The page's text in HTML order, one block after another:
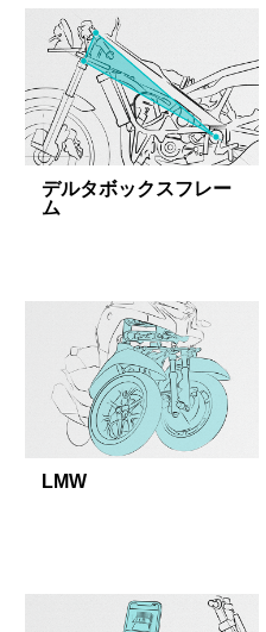
デルタボックスフレー
ム
LMW